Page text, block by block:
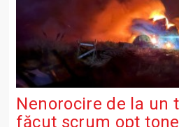
Nenorocire de la un
făcut scrum opt